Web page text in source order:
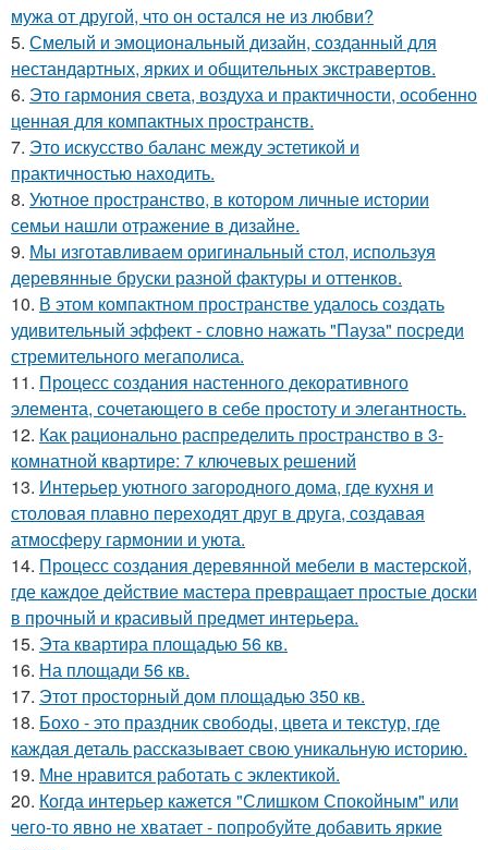
мужа от другой, что он остался не из любви?
5. Смелый и эмоциональный дизайн, созданный для
нестандартных, ярких и общительных экстравертов.
6. Это гармония света, воздуха и практичности, особенно
ценная для компактных пространств.
7. Это искусство баланс между эстетикой и
практичностью находить.
8. Уютное пространство, в котором личные истории
семьи нашли отражение в дизайне.
9. Мы изготавливаем оригинальный стол, используя
деревянные бруски разной фактуры и оттенков.
10. В этом компактном пространстве удалось создать
удивительный эффект - словно нажать "Пауза" посреди
стремительного мегаполиса.
11. Процесс создания настенного декоративного
элемента, сочетающего в себе простоту и элегантность.
12. Как рационально распределить пространство в 3-
комнатной квартире: 7 ключевых решений
13. Интерьер уютного загородного дома, где кухня и
столовая плавно переходят друг в друга, создавая
атмосферу гармонии и уюта.
14. Процесс создания деревянной мебели в мастерской,
где каждое действие мастера превращает простые доски
в прочный и красивый предмет интерьера.
15. Эта квартира площадью 56 кв.
16. На площади 56 кв.
17. Этот просторный дом площадью 350 кв.
18. Бохо - это праздник свободы, цвета и текстур, где
каждая деталь рассказывает свою уникальную историю.
19. Мне нравится работать с эклектикой.
20. Когда интерьер кажется "Слишком Спокойным" или
чего-то явно не хватает - попробуйте добавить яркие